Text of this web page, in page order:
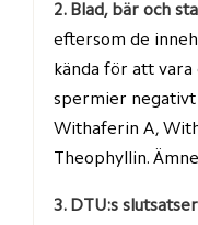
2. Blad, bär och
eftersom de
kända för att vara
spermier negativt
Withaferin A,
Theophyllin.
3. DTU:s